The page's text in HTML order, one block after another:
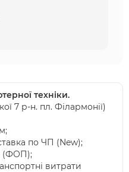
техніки.
7 р-н. пл. Філармонії)
по ЧП (New);
(ФОП);
витрати